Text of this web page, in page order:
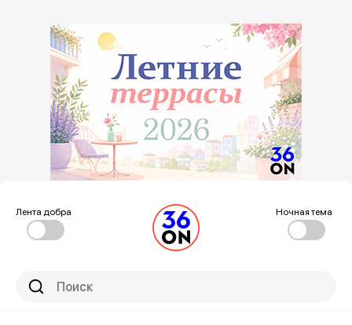
Лента добра Ночная тема